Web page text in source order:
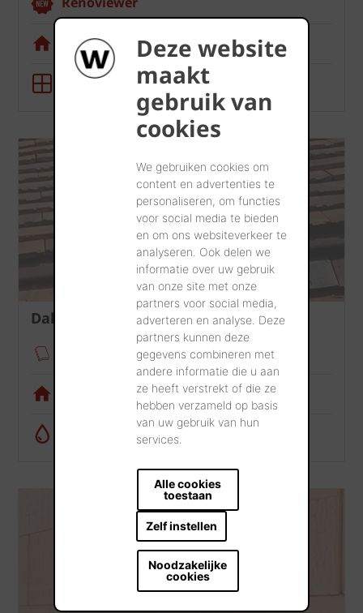
Deze website
maakt
gebruik van
cookies
We gebruiken cookies om
content en advertenties te
personaliseren, om functies
voor social media te bieden
en om ons websiteverkeer te
analyseren. Ook delen we
informatie over uw gebruik
van onze site met onze
partners voor social media,
adverteren en analyse. Deze
partners kunnen deze
gegevens combineren met
andere informatie die u aan
ze heeft verstrekt of die ze
hebben verzameld op basis
van uw gebruik van hun
services.
Alle cookies
toestaan
Zelf instellen
Noodzakelijke
cookies
Visualisatietool
BIM-tool
Dak
Verankeringsmodule
Visualisatietool
Regenwatercalculator